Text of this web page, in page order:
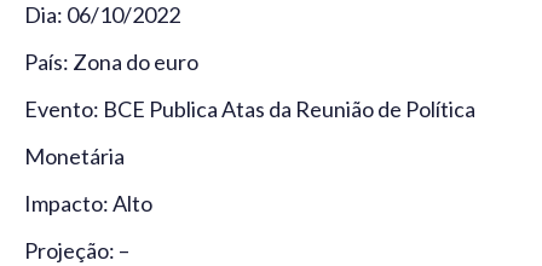
Dia: 06/10/2022
País: Zona do euro
Evento: BCE Publica Atas da Reunião de Política
Monetária
Impacto: Alto
Projeção: –